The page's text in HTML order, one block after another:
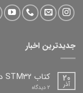
جدیدترین اخبار
20
آذر
کتاب STM32 دیباگران
2 دیدگاه برای